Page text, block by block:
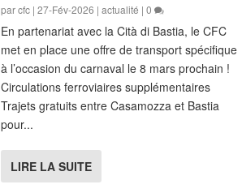
parcfc |27-Fév-2026 |actualité |0
En partenariat avec la Cità di Bastia, le CFC
met en place une offre de transport spécifique
à l’occasion du carnaval le 8 mars prochain !
Circulations ferroviaires supplémentaires
Trajets gratuits entre Casamozza et Bastia
pour...
LIRE LA SUITE